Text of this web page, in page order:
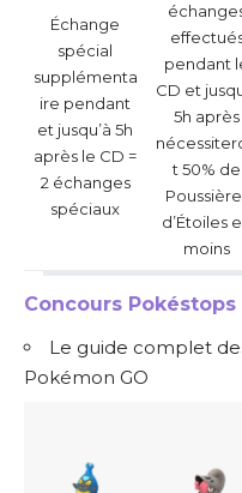
Échange
spécial
supplémenta
ire pendant
et jusqu’à 5h
après le CD =
2 échanges
spéciaux
pendant
CD et
5h après
t 50% de
d’Étoiles
moins
Concours Pokéstops
Le guide complet
Pokémon GO